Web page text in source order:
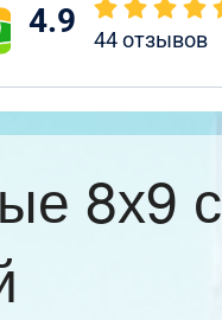
4.9 44отзывов
8х9 с